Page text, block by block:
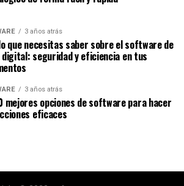
3 años atrás
que necesitas saber sobre el software de
seguridad y eficiencia en tus
3 años atrás
mejores opciones de software para hacer
eficaces